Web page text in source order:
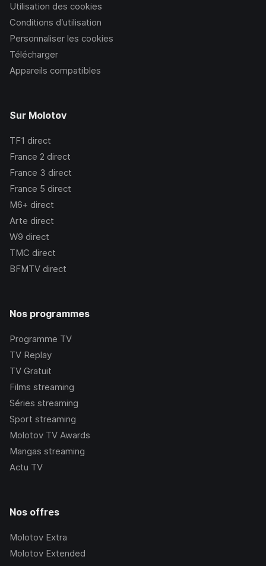
Utilisation des cookies
Conditions d’utilisation
Personnaliser les cookies
Télécharger
Appareils compatibles
Sur Molotov
TF1 direct
France 2 direct
France 3 direct
France 5 direct
M6+ direct
Arte direct
W9 direct
TMC direct
BFMTV direct
Nos programmes
Programme TV
TV Replay
TV Gratuit
Films streaming
Séries streaming
Sport streaming
Molotov TV Awards
Mangas streaming
Actu TV
Nos offres
Molotov Extra
Molotov Extended